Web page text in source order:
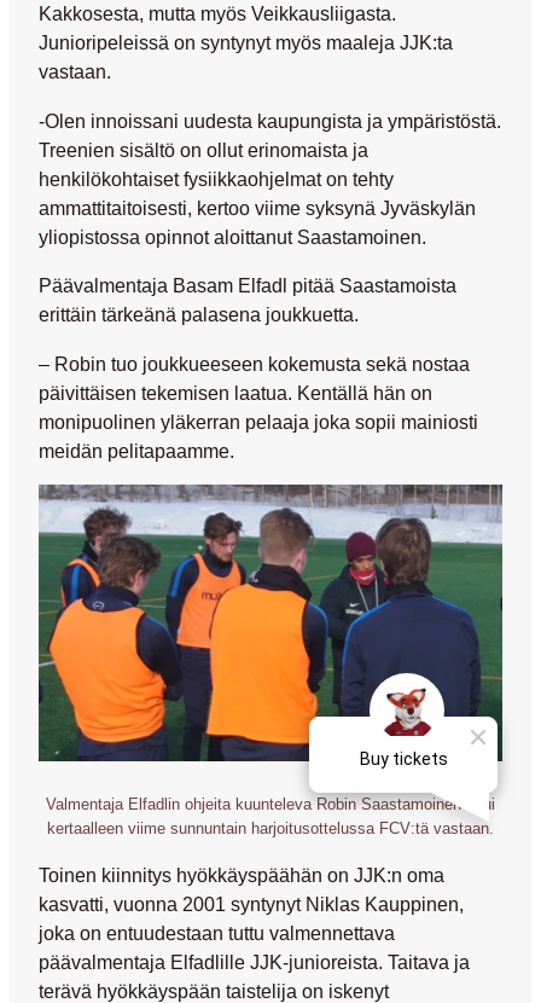
Kakkosesta, mutta myös Veikkausliigasta.
Junioripeleissä on syntynyt myös maaleja JJK:ta
vastaan.
-Olen innoissani uudesta kaupungista ja ympäristöstä.
Treenien sisältö on ollut erinomaista ja
henkilökohtaiset fysiikkaohjelmat on tehty
ammattitaitoisesti, kertoo viime syksynä Jyväskylän
yliopistossa opinnot aloittanut Saastamoinen.
Päävalmentaja Basam Elfadl pitää Saastamoista
erittäin tärkeänä palasena joukkuetta.
– Robin tuo joukkueeseen kokemusta sekä nostaa
päivittäisen tekemisen laatua. Kentällä hän on
monipuolinen yläkerran pelaaja joka sopii mainiosti
meidän pelitapaamme.
Valmentaja Elfadlin ohjeita kuunteleva Robin Saastamoinen osui
kertaalleen viime sunnuntain harjoitusottelussa FCV:tä vastaan.
Toinen kiinnitys hyökkäyspäähän on JJK:n oma
kasvatti, vuonna 2001 syntynyt Niklas Kauppinen,
joka on entuudestaan tuttu valmennettava
päävalmentaja Elfadlille JJK-junioreista. Taitava ja
terävä hyökkäyspään taistelija on iskenyt